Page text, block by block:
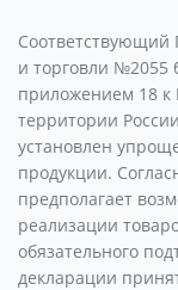
и торговли №2055
приложением 18 к
территории
установлен
продукции.
предполагает
реализации
обязательного
декларации